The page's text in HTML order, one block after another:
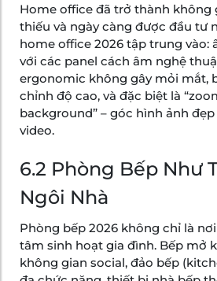
Home office đã trở thành không
thiếu và ngày càng được đầu tư
home office 2026 tập trung vào:
với các panel cách âm nghệ
ergonomic không gây mỏi mắt,
chỉnh độ cao, và đặc biệt là
background” – góc hình ảnh
video.
6.2 Phòng Bếp Như
Ngôi Nhà
Phòng bếp 2026 không chỉ là
tâm sinh hoạt gia đình. Bếp mở
không gian social, đảo bếp